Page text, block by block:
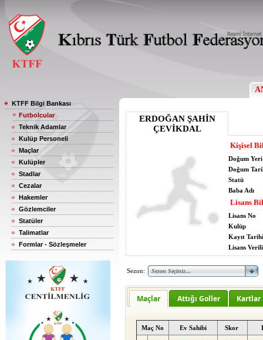
KTFF Bilgi Bankası
Futbolcular
Teknik Adamlar
Kulüp Personeli
Maçlar
Kulüpler
Stadlar
Cezalar
Hakemler
Gözlemciler
Statüler
Talimatlar
Formlar - Sözleşmeler
ERDOĞAN ŞAHİN
ÇEVİKDAL
Kişisel
Doğum Yeri
Doğum
Statü
Baba Adı
Lisans
Lisans No
Kulüp
Kayıt Tarihi
Lisans
Sezon:
Maçlar Attığı Goller Kartlar
Maç No Ev Sahibi Skor